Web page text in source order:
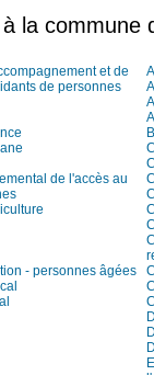
la commune
et de
de personnes
de l'accès au
- personnes âgées